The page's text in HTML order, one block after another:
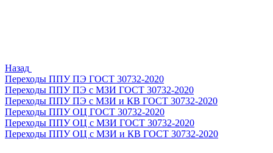
Назад
Переходы ППУ ПЭ ГОСТ 30732-2020
Переходы ППУ ПЭ с МЗИ ГОСТ 30732-2020
Переходы ППУ ПЭ с МЗИ и КВ ГОСТ 30732-2020
Переходы ППУ ОЦ ГОСТ 30732-2020
Переходы ППУ ОЦ с МЗИ ГОСТ 30732-2020
Переходы ППУ ОЦ с МЗИ и КВ ГОСТ 30732-2020